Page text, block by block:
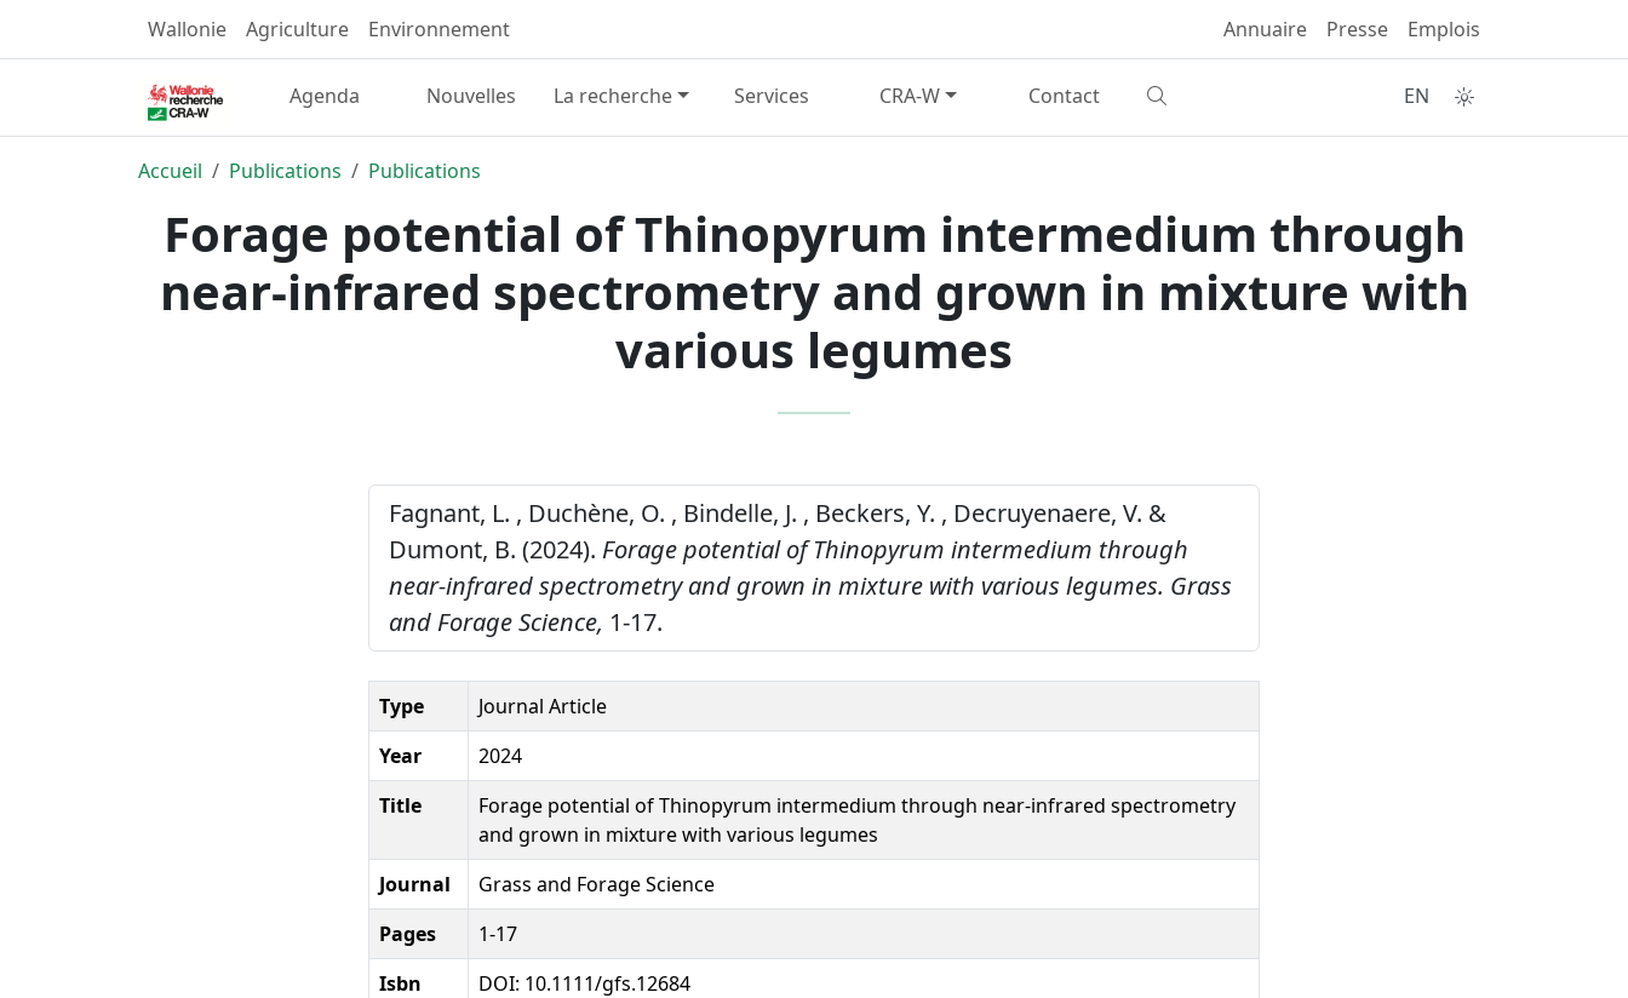
Wallonie Agriculture Environnement Annuaire Presse Emplois
Agenda Nouvelles La recherche Services CRA-W Contact EN
Accueil Publications Publications
Forage potential of Thinopyrum intermedium through
near-infrared spectrometry and grown in mixture with
various legumes
Fagnant, L. , Duchène, O. , Bindelle, J. , Beckers, Y. , Decruyenaere, V. &
Dumont, B. (2024). Forage potential of Thinopyrum intermedium through
near-infrared spectrometry and grown in mixture with various legumes. Grass
and Forage Science, 1-17.
Type
Journal Article
Year
2024
Title
Forage potential of Thinopyrum intermedium through near-infrared spectrometry
and grown in mixture with various legumes
Journal
Grass and Forage Science
Pages
1-17
Isbn
DOI: 10.1111/gfs.12684